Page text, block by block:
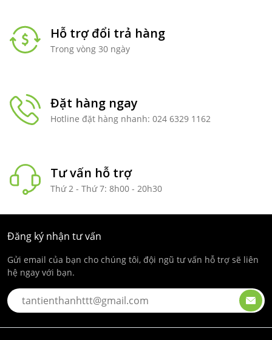
Hỗ trợ đổi trả hàng
Trong vòng 30 ngày
Đặt hàng ngay
Hotline đặt hàng nhanh: 024 6329 1162
Tư vấn hỗ trợ
Thứ 2 - Thứ 7: 8h00 - 20h30
Đăng ký nhận tư vấn
Gửi email của bạn cho chúng tôi, đội ngũ tư vấn hỗ trợ sẽ liên
hệ ngay với bạn.